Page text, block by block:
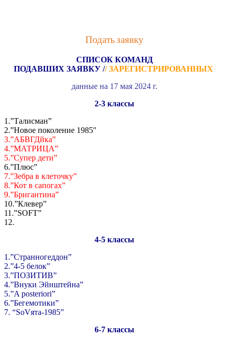
Подать заявку
СПИСОК КОМАНД
ПОДАВШИХ ЗАЯВКУ // ЗАРЕГИСТРИРОВАННЫХ
данные на 17 мая 2024 г.
2-3 классы
1.”Талисман”
2.”Новое поколение 1985″
3.”АБВГДйка”
4.”МАТРИЦА”
5.”Супер дети”
6.”Плюс”
7.”Зебра в клеточку”
8.”Кот в сапогах”
9.”Бригантина”
10.”Клевер”
11.”SOFT”
12.
4-5 классы
1.”Странногеддон”
2.”4-5 белок”
3.”ПОЗИТИВ”
4.”Внуки Эйнштейна”
5.”A posteriori”
6.”Бегемотики”
7. “SoVята-1985”
6-7 классы